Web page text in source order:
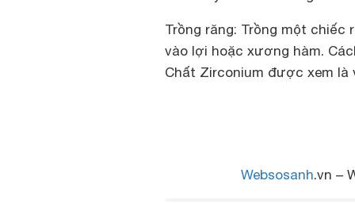
Trồng răng: Trồng một
vào lợi hoặc xương hàm.
Chất Zirconium được xem
Websosanh.vn –